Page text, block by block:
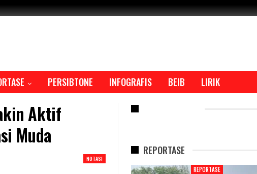
PERSIBTONE INFOGRAFIS BEIB LIRIK
Aktif
Muda
NOTASI
REPORTASE
REPORTASE